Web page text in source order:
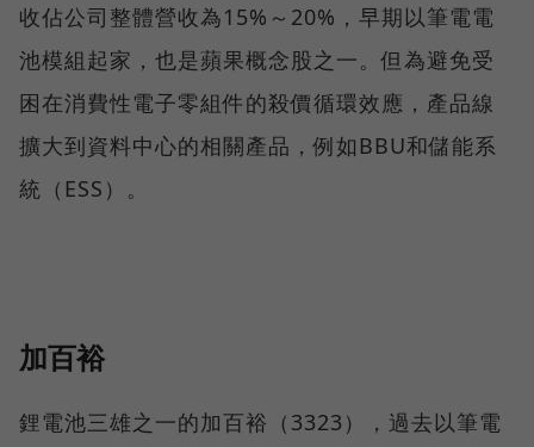
收佔公司整體營收為15%～20%，早期以筆電電
池模組起家，也是蘋果概念股之一。但為避免受
困在消費性電子零組件的殺價循環效應，產品線
擴大到資料中心的相關產品，例如BBU和儲能系
統（ESS）。
加百裕
鋰電池三雄之一的加百裕（3323），過去以筆電